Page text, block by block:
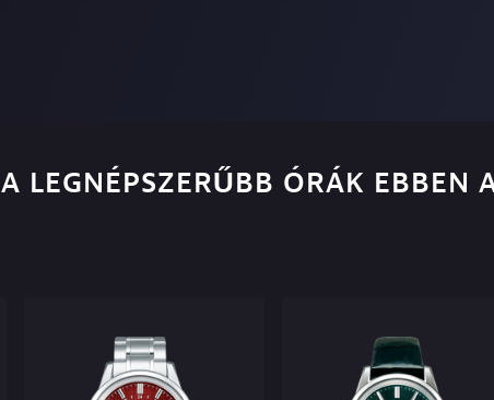
A LEGNÉPSZERŰBB ÓRÁK EBBEN